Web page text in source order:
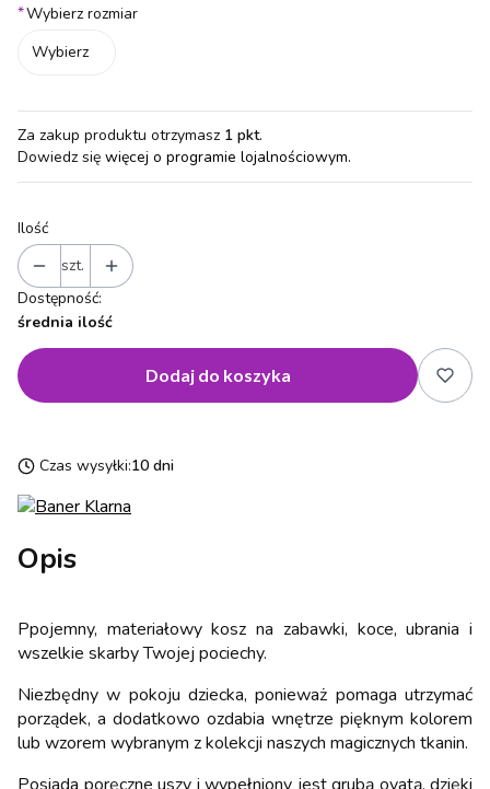
*Wybierz rozmiar
Wybierz
Za zakup produktu otrzymasz 1 pkt.
Dowiedz się więcej o programie lojalnościowym.
Ilość
szt.
Dostępność:
średnia ilość
Dodaj do koszyka
Czas wysyłki:10 dni
Opis
Ppojemny, materiałowy kosz na zabawki, koce, ubrania i
wszelkie skarby Twojej pociechy.
Niezbędny w pokoju dziecka, ponieważ pomaga utrzymać
porządek, a dodatkowo ozdabia wnętrze pięknym kolorem
lub wzorem wybranym z kolekcji naszych magicznych tkanin.